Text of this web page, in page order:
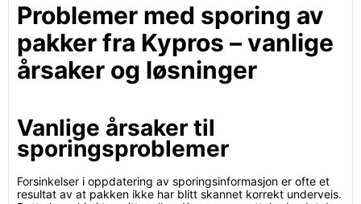
Problemer med sporing av
pakker fra Kypros – vanlige
årsaker og løsninger
Vanlige årsaker til
sporingsproblemer
Forsinkelser i oppdatering av sporingsinformasjon er ofte et
resultat av at pakken ikke har blitt skannet korrekt underveis.